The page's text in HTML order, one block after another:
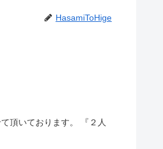
HasamiToHige
頂いております。 『２人